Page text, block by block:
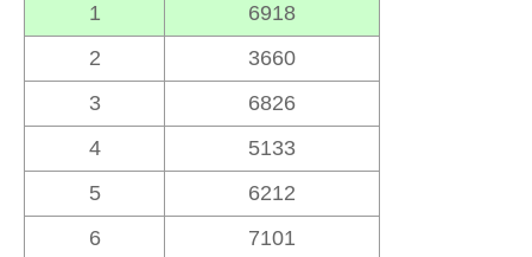
1
6918
2
3660
3
6826
4
5133
5
6212
6
7101